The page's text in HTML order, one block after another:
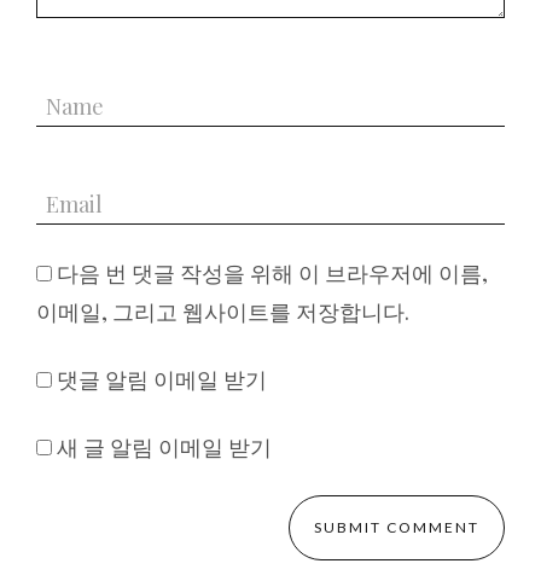
다음 번 댓글 작성을 위해 이 브라우저에 이름,
이메일, 그리고 웹사이트를 저장합니다.
댓글 알림 이메일 받기
새 글 알림 이메일 받기